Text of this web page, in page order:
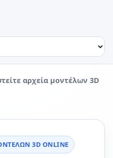
αρχεία μοντέλων 3D
3D ONLINE